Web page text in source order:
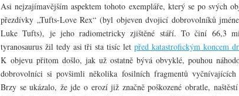
Asi nejzajímavějším aspektem tohoto exempláře, který se po svých
přezdívky „Tufts-Love Rex“ (byl objeven dvojicí dobrovolníků
Luke Tufts), je jeho radiometricky zjištěné stáří. To činí 66,3
tyranosaurus žil tedy asi tři sta tisíc let před katastrofickým koncem
K objevu přitom došlo, jak už ostatně bývá obvyklé, pouhou
dobrovolníci si povšimli několika fosilních fragmentů vyčnívajících
Brzy se ukázalo, že jde o erozí již značně poškozené obratle,